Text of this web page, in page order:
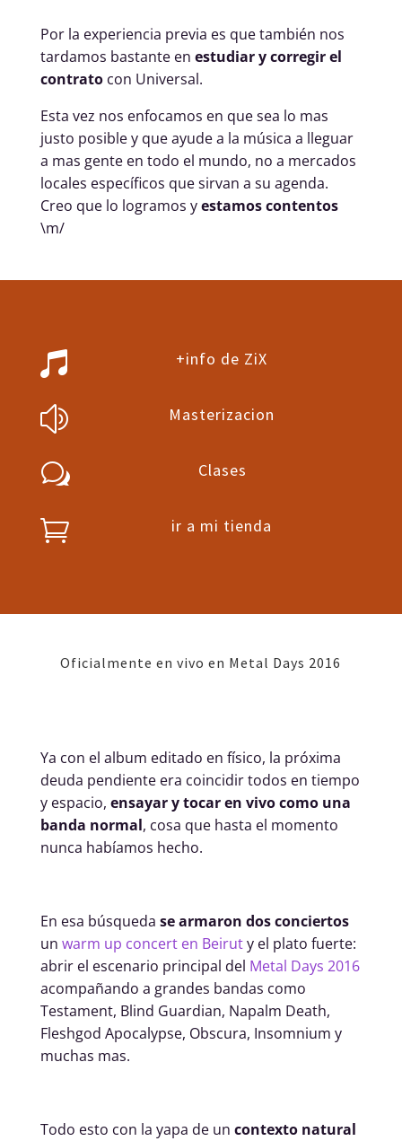
Por la experiencia previa es que también nos
tardamos bastante en estudiar y corregir el
contratocon Universal.
Esta vez nos enfocamos en que sea lo mas
justo posible y que ayude a la música a lleguar
a mas gente en todo el mundo, no a mercados
locales específicos que sirvan a su agenda.
Creo que lo logramos yestamos contentos
\m/
 +info de ZiX
z Masterizacion
w Clases
 ir a mi tienda
Oficialmente en vivo en Metal Days 2016
Ya con el album editado en físico, la próxima
deuda pendiente era coincidir todos en tiempo
y espacio, ensayar y tocar en vivo como una
banda normal, cosa que hasta el momento
nunca habíamos hecho.
En esa búsqueda se armaron dos conciertos
un warm up concert en Beiruty el plato fuerte:
abrir el escenario principal del Metal Days 2016
acompañando a grandes bandas como
Testament, Blind Guardian, Napalm Death,
Fleshgod Apocalypse, Obscura, Insomnium y
muchas mas.
Todo esto con la yapa de un contexto natural